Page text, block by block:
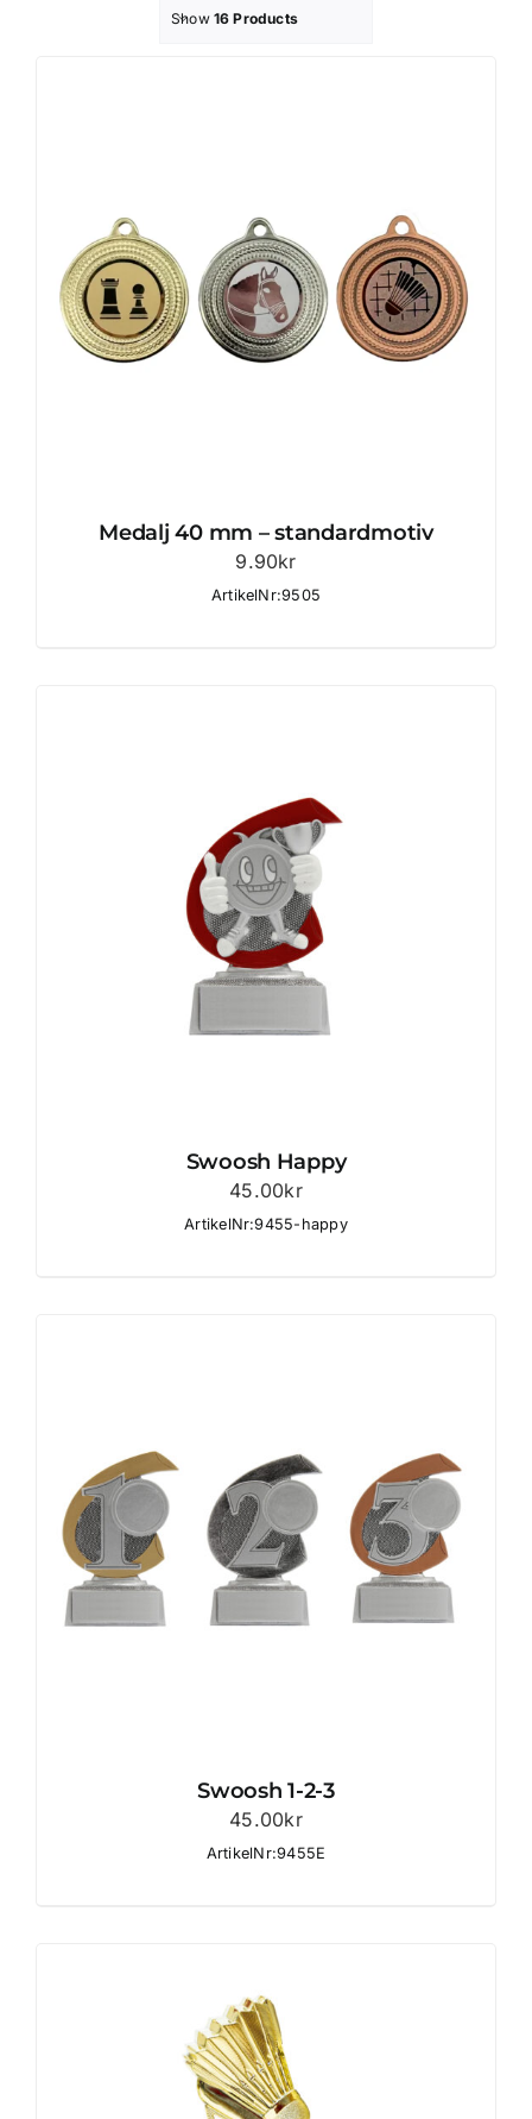
Kontakta oss
Show 16 Products
Medalj 40 mm – standardmotiv
9.90kr
ArtikelNr:9505
Swoosh Happy
45.00kr
ArtikelNr:9455-happy
Swoosh 1-2-3
45.00kr
ArtikelNr:9455E